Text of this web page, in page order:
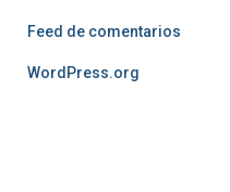
Feed de comentarios
WordPress.org